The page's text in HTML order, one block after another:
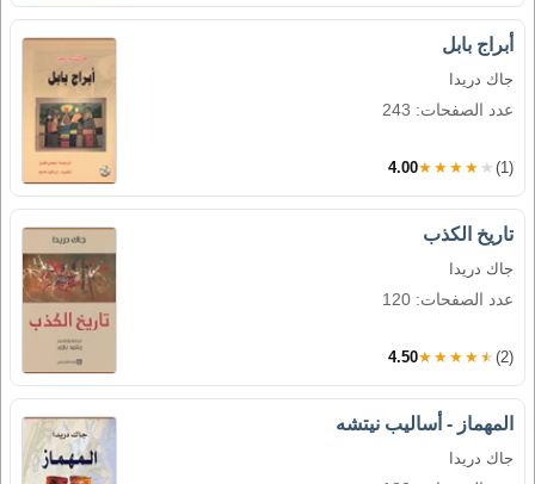
أبراج بابل
جاك دريدا
عدد الصفحات: 243
4.00★★★★★ (1)
تاريخ الكذب
جاك دريدا
عدد الصفحات: 120
4.50★★★★★ (2)
المهماز - أساليب نيتشه
جاك دريدا